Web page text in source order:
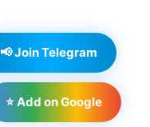
📢 Join Telegram
⭐ Add on Google